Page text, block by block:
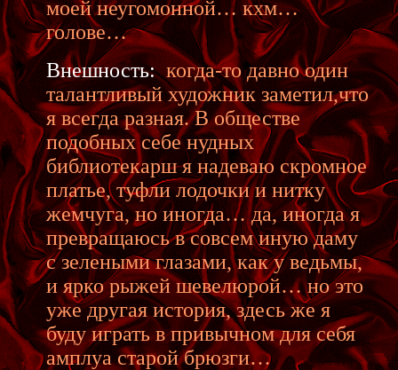
моей неугомонной… кхм…
голове…
Внешность: когда-то давно один
талантливый художник заметил,что
я всегда разная. В обществе
подобных себе нудных
библиотекарш я надеваю скромное
платье, туфли лодочки и нитку
жемчуга, но иногда… да, иногда я
превращаюсь в совсем иную даму
с зелеными глазами, как у ведьмы,
и ярко рыжей шевелюрой… но это
уже другая история, здесь же я
буду играть в привычном для себя
амплуа старой брюзги…